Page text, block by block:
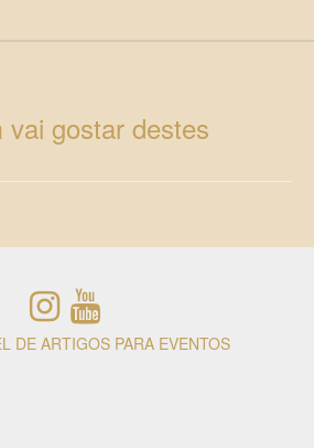
vai gostar destes
DE ARTIGOS PARA EVENTOS